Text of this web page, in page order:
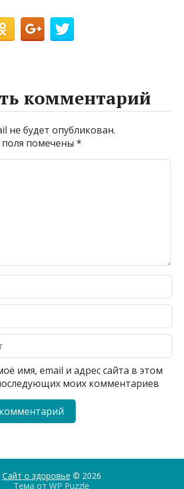
комментарий
не будет опубликован.
поля помечены*
имя, email и адрес сайта в этом
моих комментариев
Сайт о здоровье © 2026
Тема от WP Puzzle